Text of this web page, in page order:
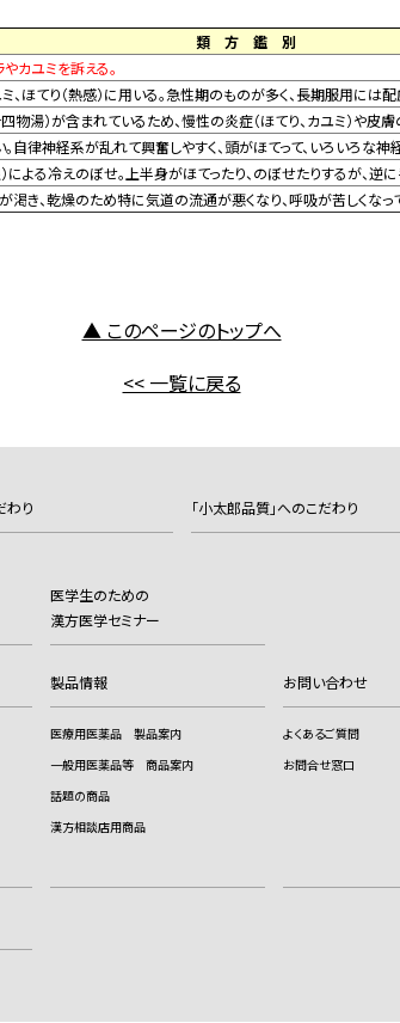
類方鑑別
カユミを訴える。
、ほてり（熱感）に用いる。急性期のものが多く、長期服用には配
物湯）が含まれているため、慢性の炎症（ほてり、カユミ）や皮
。自律神経系が乱れて興奮しやすく、頭がほてって、いろいろな神
による冷えのぼせ。上半身がほてったり、のぼせたりするが、逆に
渇き、乾燥のため特に気道の流通が悪くなり、呼吸が苦しくなっ
▲ このページのトップへ
<< 一覧に戻る
わり 「小太郎品質」へのこだわり
医学生のための
漢方医学セミナー
製品情報
医療用医薬品 製品案内
一般用医薬品等 商品案内
話題の商品
漢方相談店用商品
お問い合わせ
よくあるご質問
お問合せ窓口